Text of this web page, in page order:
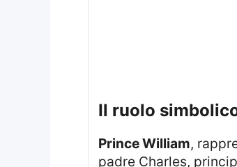
il ruolo
Prince William,
padre Charles,